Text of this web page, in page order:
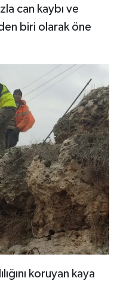
can kaybı ve
biri olarak öne
koruyan kaya